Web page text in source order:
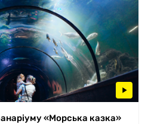
«Морська казка»